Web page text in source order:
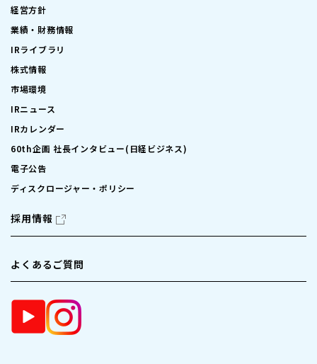
経営方針
業績・財務情報
IRライブラリ
株式情報
市場環境
IRニュース
IRカレンダー
60th企画 社長インタビュー(日経ビジネス)
電子公告
ディスクロージャー・ポリシー
採用情報
よくあるご質問